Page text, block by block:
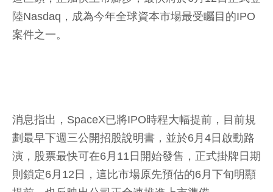
陸Nasdaq，成為今年全球資本市場最受矚目的IPO
案件之一。
消息指出，SpaceX已將IPO時程大幅提前，目前規
劃最早下週三公開招股說明書，並於6月4日啟動路
演，股票最快可在6月11日開始發售，正式掛牌日期
則鎖定6月12日，這比市場原先預估的6月下旬明顯